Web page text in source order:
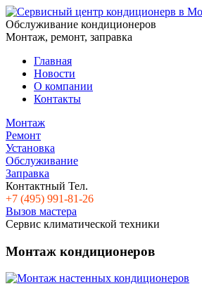
Обслуживание кондиционеров
Монтаж, ремонт, заправка
Главная
Новости
О компании
Контакты
Монтаж
Ремонт
Установка
Обслуживание
Заправка
Контактный Тел.
+7 (495) 991-81-26
Вызов мастера
Cервис климатической техники
Монтаж кондиционеров